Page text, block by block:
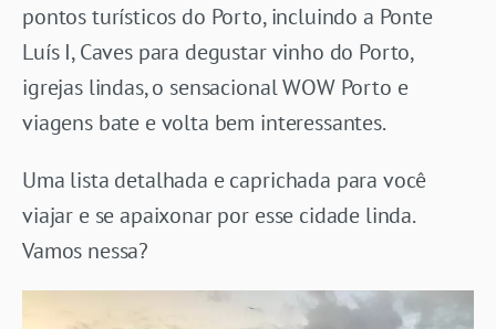
pontos turísticos do Porto, incluindo a Ponte
Luís I, Caves para degustar vinho do Porto,
igrejas lindas, o sensacional WOW Porto e
viagens bate e volta bem interessantes.
Uma lista detalhada e caprichada para você
viajar e se apaixonar por esse cidade linda.
Vamos nessa?